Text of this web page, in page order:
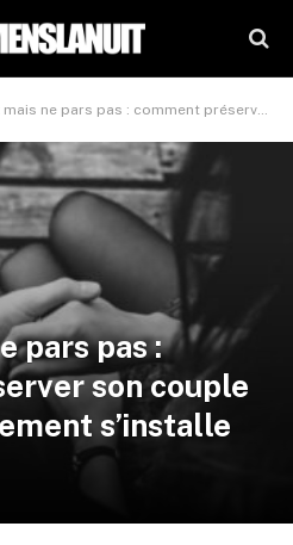
pars pas : comment préserver son couple quand l’éloignement s’installe
pars pas :
son couple
s’installe